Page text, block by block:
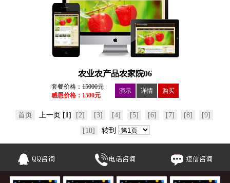
农业农产品农家院06
套餐价格： 15000元
感恩价格：1500元
演示 详情 购买
首页 上一页 [1] [2] [3] [4] [5] [6] [7] [8]
[9]
[10]
转到